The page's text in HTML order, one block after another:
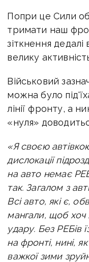
Попри це Сили
тримати наш
зіткнення
велику
Військовий
можна було
лінії фронту, а
«нуля»
«Я своєю
дислокації
на авто немає
так. Загалом з
Всі авто, які є,
мангали, щоб хоч
удару. Без РЕБів
на фронті, нині,
важкої зими